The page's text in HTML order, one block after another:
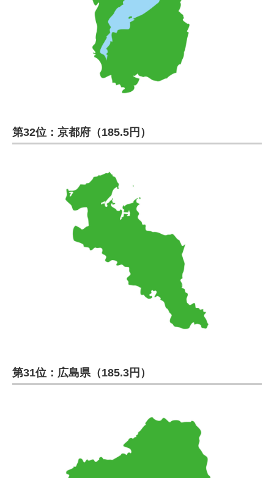
第32位：京都府（185.5円）
第31位：広島県（185.3円）